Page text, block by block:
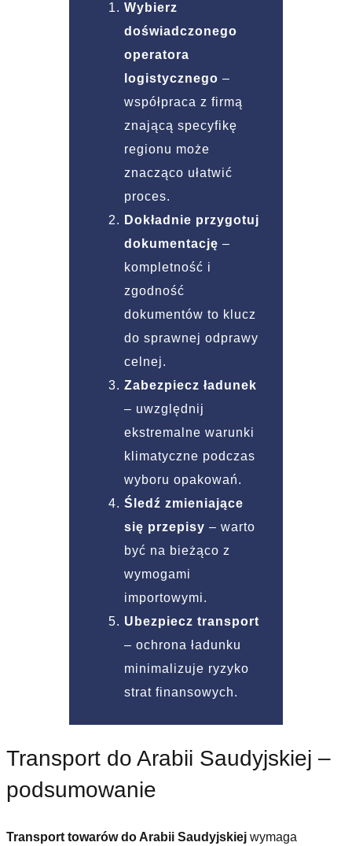
Wybierz
doświadczonego
operatora
logistycznego –
współpraca z firmą
znającą specyfikę
regionu może
znacząco ułatwić
proces.
Dokładnie przygotuj
dokumentację –
kompletność i
zgodność
dokumentów to klucz
do sprawnej odprawy
celnej.
Zabezpiecz ładunek
– uwzględnij
ekstremalne warunki
klimatyczne podczas
wyboru opakowań.
Śledź zmieniające
się przepisy – warto
być na bieżąco z
wymogami
importowymi.
Ubezpiecz transport
– ochrona ładunku
minimalizuje ryzyko
strat finansowych.
Transport do Arabii Saudyjskiej –
podsumowanie
Transport towarów do Arabii Saudyjskiej wymaga